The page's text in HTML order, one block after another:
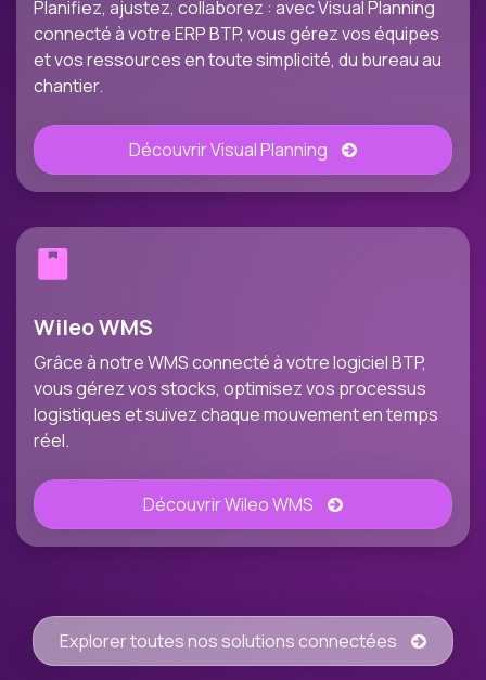
Planifiez, ajustez, collaborez : avec Visual Planning
connecté à votre ERP BTP, vous gérez vos équipes
et vos ressources en toute simplicité, du bureau au
chantier.
Découvrir Visual Planning
Wileo WMS
Grâce à notre WMS connecté à votre logiciel BTP,
vous gérez vos stocks, optimisez vos processus
logistiques et suivez chaque mouvement en temps
réel.
Découvrir Wileo WMS
Explorer toutes nos solutions connectées